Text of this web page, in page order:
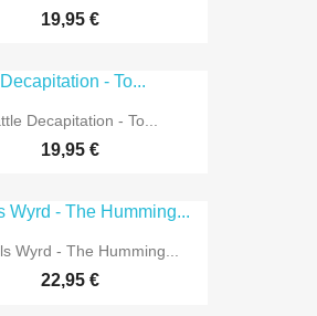
19,95 €
Decapitation - To...
19,95 €
Wyrd - The Humming...
22,95 €